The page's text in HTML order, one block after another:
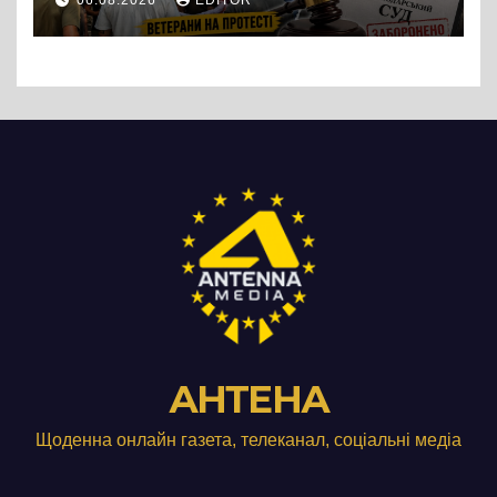
підприємства ТОВ «Омега
Три», що займається
АНТЕНА
Щоденна онлайн газета, телеканал, соціальні медіа